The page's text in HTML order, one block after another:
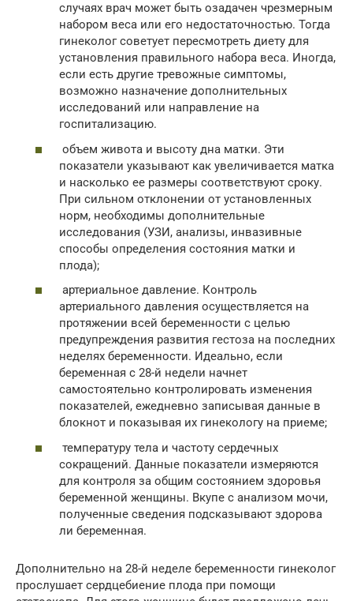
случаях врач может быть озадачен чрезмерным
набором веса или его недостаточностью. Тогда
гинеколог советует пересмотреть диету для
установления правильного набора веса. Иногда,
если есть другие тревожные симптомы,
возможно назначение дополнительных
исследований или направление на
госпитализацию.
объем живота и высоту дна матки. Эти
показатели указывают как увеличивается матка
и насколько ее размеры соответствуют сроку.
При сильном отклонении от установленных
норм, необходимы дополнительные
исследования (УЗИ, анализы, инвазивные
способы определения состояния матки и
плода);
артериальное давление. Контроль
артериального давления осуществляется на
протяжении всей беременности с целью
предупреждения развития гестоза на последних
неделях беременности. Идеально, если
беременная с 28-й недели начнет
самостоятельно контролировать изменения
показателей, ежедневно записывая данные в
блокнот и показывая их гинекологу на приеме;
температуру тела и частоту сердечных
сокращений. Данные показатели измеряются
для контроля за общим состоянием здоровья
беременной женщины. Вкупе с анализом мочи,
полученные сведения подсказывают здорова
ли беременная.
Дополнительно на 28-й неделе беременности гинеколог
прослушает сердцебиение плода при помощи